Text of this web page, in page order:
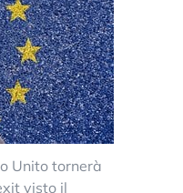
Unito tornerà
visto il